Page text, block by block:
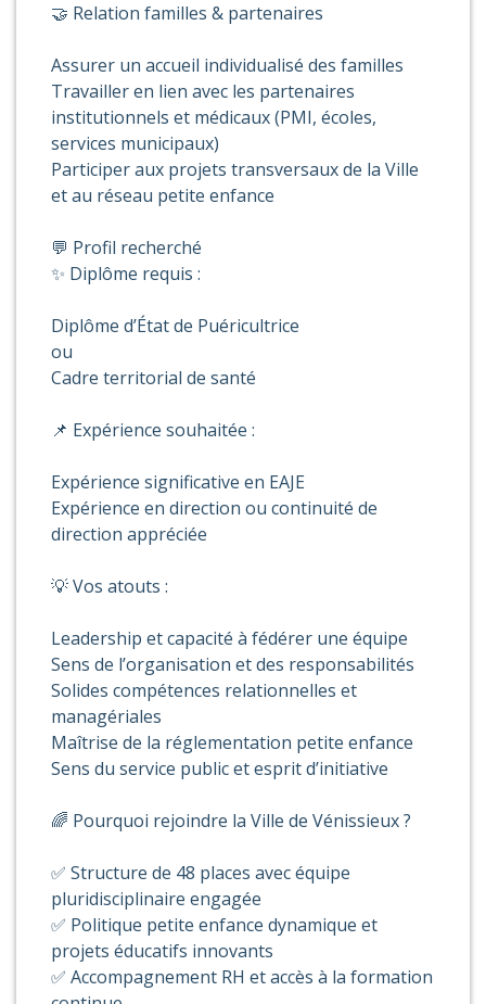
🤝 Relation familles & partenaires
Assurer un accueil individualisé des familles
Travailler en lien avec les partenaires
institutionnels et médicaux (PMI, écoles,
services municipaux)
Participer aux projets transversaux de la Ville
et au réseau petite enfance
💬 Profil recherché
✨ Diplôme requis :
Diplôme d’État de Puéricultrice
ou
Cadre territorial de santé
📌 Expérience souhaitée :
Expérience significative en EAJE
Expérience en direction ou continuité de
direction appréciée
💡 Vos atouts :
Leadership et capacité à fédérer une équipe
Sens de l’organisation et des responsabilités
Solides compétences relationnelles et
managériales
Maîtrise de la réglementation petite enfance
Sens du service public et esprit d’initiative
🌈 Pourquoi rejoindre la Ville de Vénissieux ?
✅ Structure de 48 places avec équipe
pluridisciplinaire engagée
✅ Politique petite enfance dynamique et
projets éducatifs innovants
✅ Accompagnement RH et accès à la formation